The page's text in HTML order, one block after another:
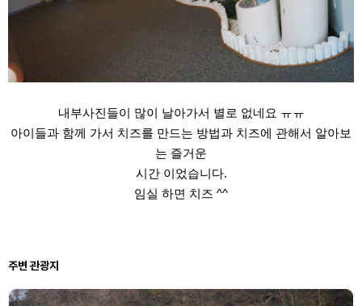
내부사진들이 많이 날아가서 별로 없네요 ㅠㅠ
아이들과 함께 가서 치즈를 만드는 방법과 치즈에 관해서 알아보
는 즐거운
시간 이었습니다.
임실 하면 치즈 ^^
주변 관광지